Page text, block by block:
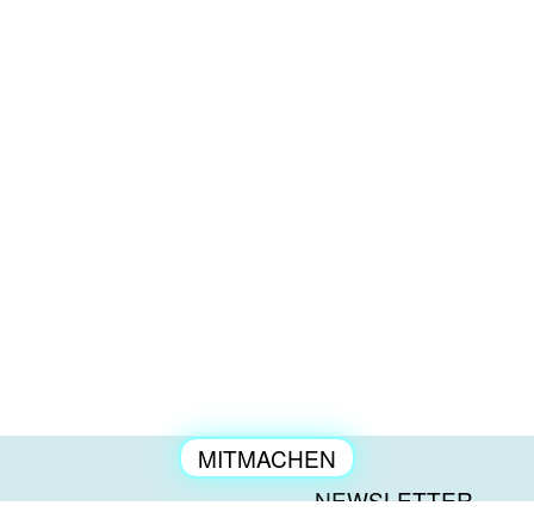
MITMACHEN
ENGAGEMENT
NEWSLETTER